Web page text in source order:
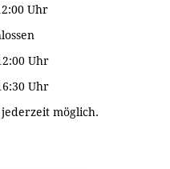
Uhr
Uhr
Uhr
möglich.